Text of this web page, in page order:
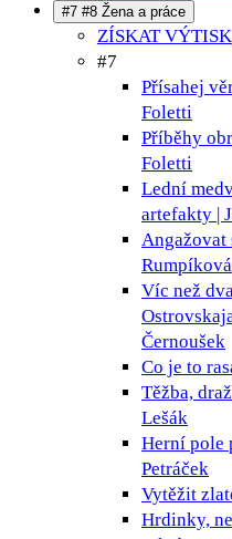
#7 #8 Žena a práce
ZÍSKAT VÝTISK
#7
Přísahej
Foletti
Příběhy
Foletti
Lední
artefakty |
Angažovat
Rumpíková
Víc než
Černoušek
Co je to
Těžba,
Lešák
Herní pole
Petráček
Vytěžit
Hrdinky,